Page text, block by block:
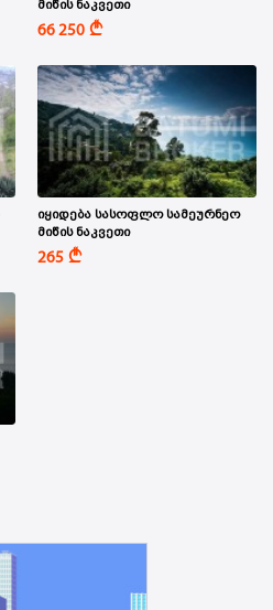
მიწის ნაკვეთი
66 250 A
იყიდება სასოფლო სამეურნეო
მიწის ნაკვეთი
265 A